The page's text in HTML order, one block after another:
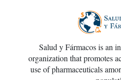
Salud y Fármacos is an
organization that promotes
use of pharmaceuticals